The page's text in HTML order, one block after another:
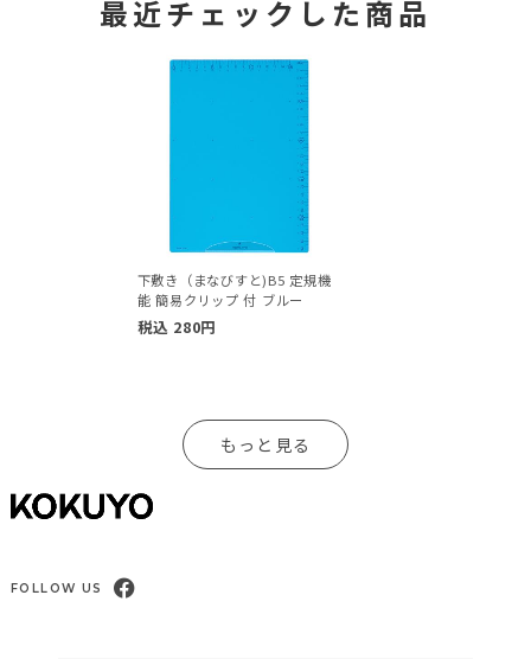
最近チェックした商品
下敷き（まなびすと)B5 定規機
能 簡易クリップ 付 ブルー
税込 280円
もっと見る
FOLLOW US